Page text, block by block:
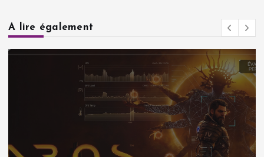
A lire également